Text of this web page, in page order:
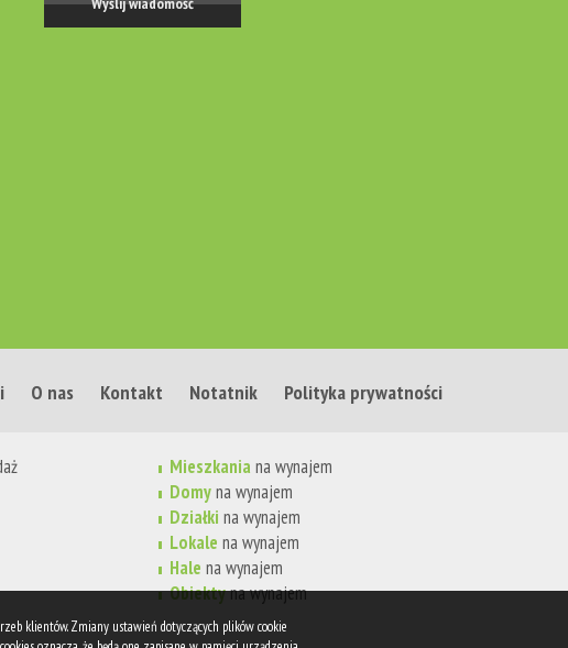
O nas Kontakt Notatnik Polityka prywatności
Mieszkania na wynajem
Domyna wynajem
Działki na wynajem
Lokale na wynajem
Hale na wynajem
Obiektyna wynajem
klientów. Zmiany ustawień dotyczących plików cookie